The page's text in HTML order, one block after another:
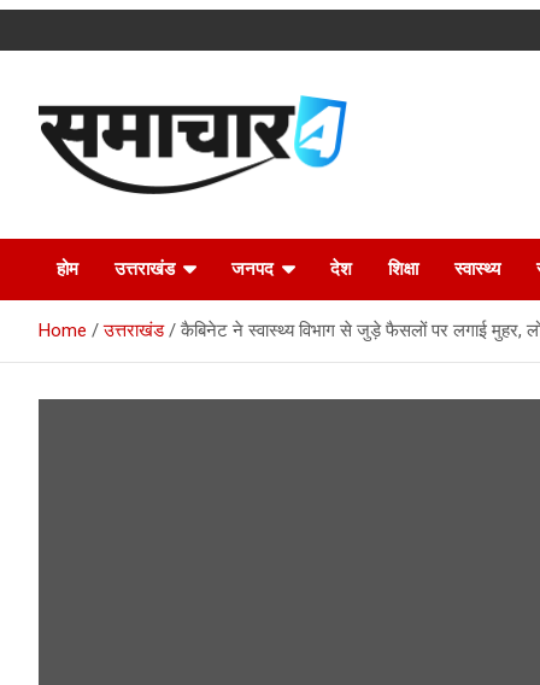
to
Samachar4u
होम उत्तराखंड जनपद देश शिक्षा स्वास्थ्य
Home उत्तराखंड कैबिनेट ने स्वास्थ्य विभाग से जुड़े फैसलों पर लगाई मुहर,